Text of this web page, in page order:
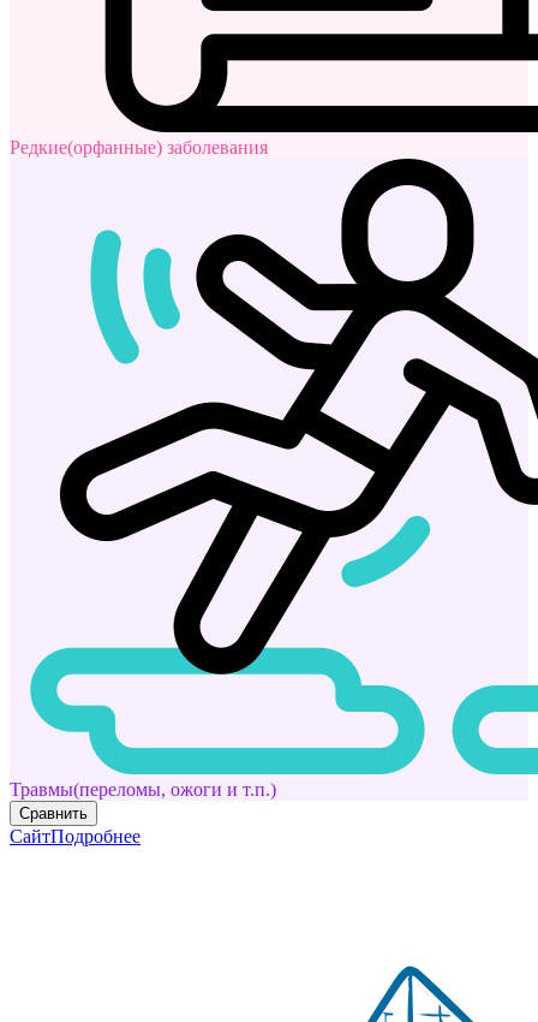
Редкие(орфанные) заболевания
Травмы(переломы, ожоги и т.п.)
Сравнить
СайтПодробнее